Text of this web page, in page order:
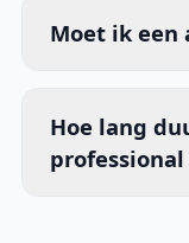
Moet ik een
Hoe lang